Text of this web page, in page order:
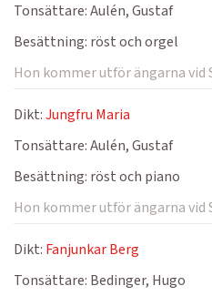
Tonsättare:Aulén, Gustaf
Besättning: röst och orgel
Hon kommer utför ängarna vid
Dikt:Jungfru Maria
Tonsättare:Aulén, Gustaf
Besättning: röst och piano
Hon kommer utför ängarna vid
Dikt: Fanjunkar Berg
Tonsättare: Bedinger, Hugo